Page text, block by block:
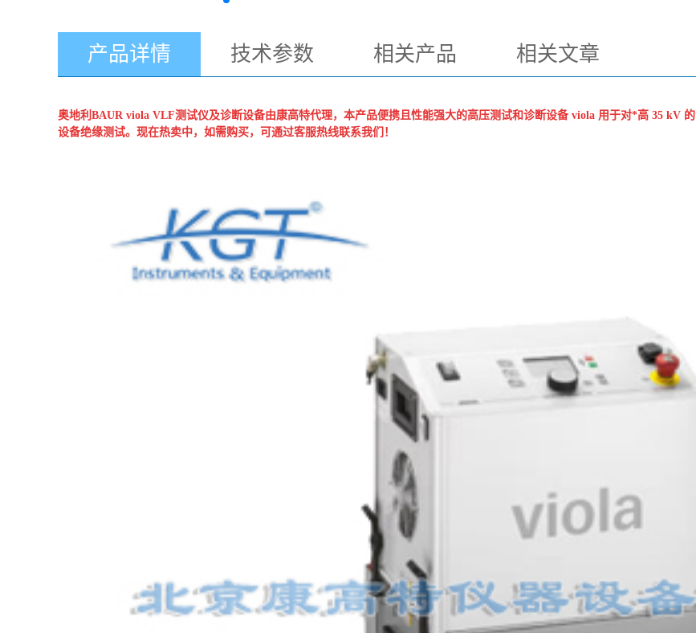
产品详情 技术参数 相关产品 相关文章
奥地利BAUR viola VLF测试仪及诊断设备由康高特代理，本产品便携且性能强大的高压测试和诊断设备 viola 用于对*高 35 kV
设备绝缘测试。现在热卖中，如需购买，可通过客服热线联系我们！